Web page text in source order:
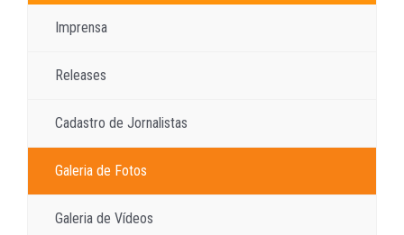
Imprensa
Releases
Cadastro de Jornalistas
Galeria de Fotos
Galeria de Vídeos